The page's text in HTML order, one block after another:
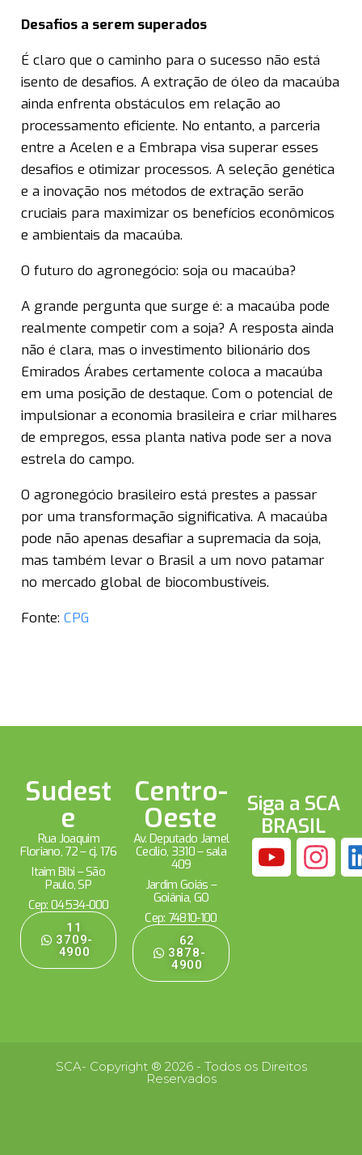
Desafios a serem superados
É claro que o caminho para o sucesso não está
isento de desafios. A extração de óleo da macaúba
ainda enfrenta obstáculos em relação ao
processamento eficiente. No entanto, a parceria
entre a Acelen e a Embrapa visa superar esses
desafios e otimizar processos. A seleção genética
e a inovação nos métodos de extração serão
cruciais para maximizar os benefícios econômicos
e ambientais da macaúba.
O futuro do agronegócio: soja ou macaúba?
A grande pergunta que surge é: a macaúba pode
realmente competir com a soja? A resposta ainda
não é clara, mas o investimento bilionário dos
Emirados Árabes certamente coloca a macaúba
em uma posição de destaque. Com o potencial de
impulsionar a economia brasileira e criar milhares
de empregos, essa planta nativa pode ser a nova
estrela do campo.
O agronegócio brasileiro está prestes a passar
por uma transformação significativa. A macaúba
pode não apenas desafiar a supremacia da soja,
mas também levar o Brasil a um novo patamar
no mercado global de biocombustíveis.
Fonte: CPG
Sudest
e
Rua Joaquim
Floriano, 72 – cj. 176
Itaim Bibi – São
Paulo, SP
Cep: 04534-000
11
3709-
4900
Centro-
Oeste
Av. Deputado Jamel
Cecílio, 3310 – sala
409
Jardim Goiás –
Goiânia, GO
Cep: 74810-100
62
3878-
4900
Siga a SCA
BRASIL
SCA- Copyright ® 2026 - Todos os Direitos
Reservados